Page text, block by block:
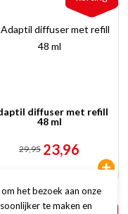
diffuser met refill
48 ml
29,95 23,96
het bezoek aan onze
te maken en